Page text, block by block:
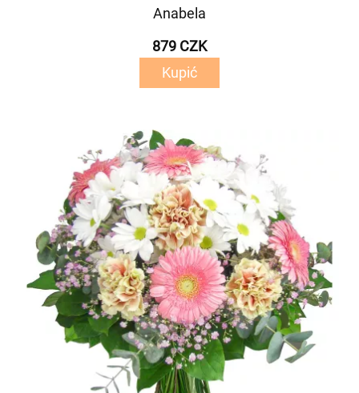
Anabela
879 CZK
Kupić